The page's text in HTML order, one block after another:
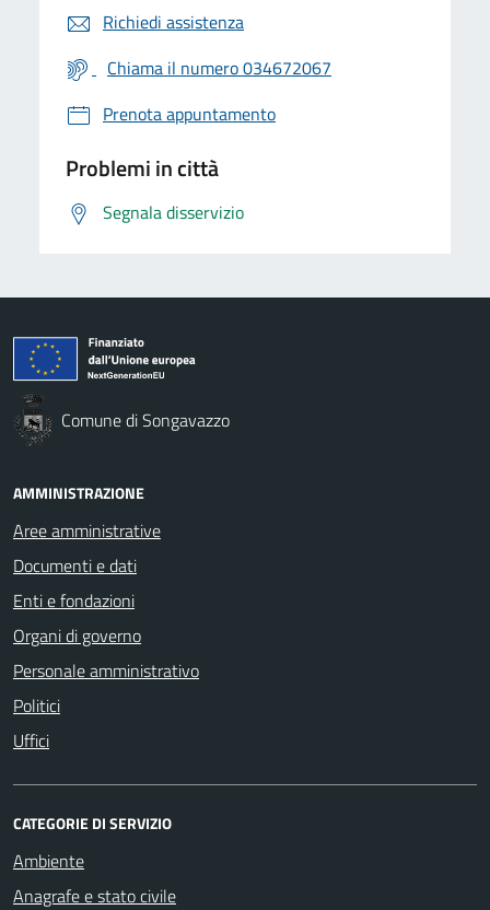
Richiedi assistenza
Chiama il numero 034672067
Prenota appuntamento
Problemi in città
Segnala disservizio
Comune di Songavazzo
AMMINISTRAZIONE
Aree amministrative
Documenti e dati
Enti e fondazioni
Organi di governo
Personale amministrativo
Politici
Uffici
CATEGORIE DI SERVIZIO
Ambiente
Anagrafe e stato civile